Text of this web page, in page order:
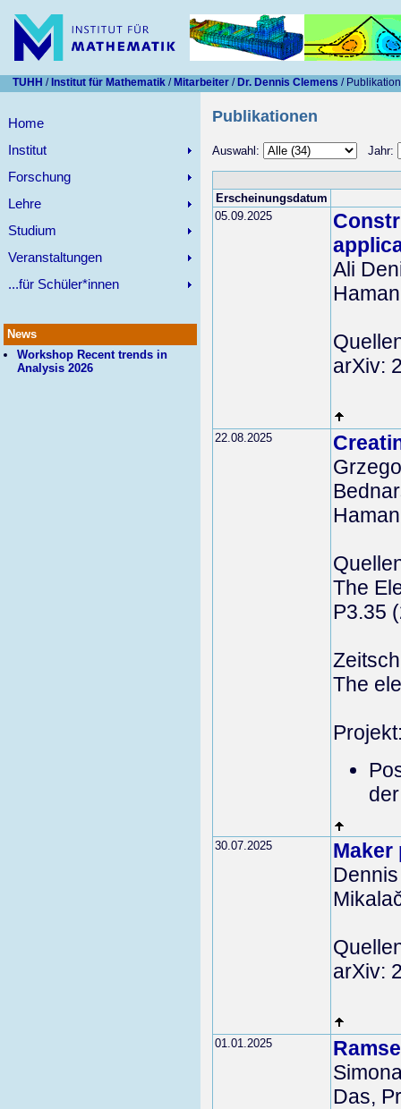
TUHH / Institut für Mathematik/ Mitarbeiter/ Dr. Dennis Clemens /
Home
Institut
Forschung
Lehre
Studium
Veranstaltungen
...für Schüler*innen
News
Workshop Recent trends in
Analysis 2026
Publikationen
Auswahl: Jahr:
Erscheinungsdatum
05.09.2025
Ali
arXiv:
22.08.2025
The
P3.35
The
30.07.2025
Maker
arXiv:
01.01.2025
Das,